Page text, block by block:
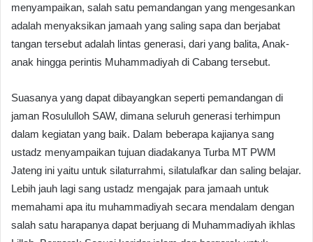
menyampaikan, salah satu pemandangan yang mengesankan
adalah menyaksikan jamaah yang saling sapa dan berjabat
tangan tersebut adalah lintas generasi, dari yang balita, Anak-
anak hingga perintis Muhammadiyah di Cabang tersebut.
Suasanya yang dapat dibayangkan seperti pemandangan di
jaman Rosululloh SAW, dimana seluruh generasi terhimpun
dalam kegiatan yang baik. Dalam beberapa kajianya sang
ustadz menyampaikan tujuan diadakanya Turba MT PWM
Jateng ini yaitu untuk silaturrahmi, silatulafkar dan saling belajar.
Lebih jauh lagi sang ustadz mengajak para jamaah untuk
memahami apa itu muhammadiyah secara mendalam dengan
salah satu harapanya dapat berjuang di Muhammadiyah ikhlas